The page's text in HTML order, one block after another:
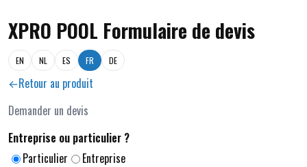
XPRO POOL Formulaire de devis
EN NL ES FR DE
Retour au produit
Demander un devis
Entreprise ou particulier ?
Particulier
Entreprise